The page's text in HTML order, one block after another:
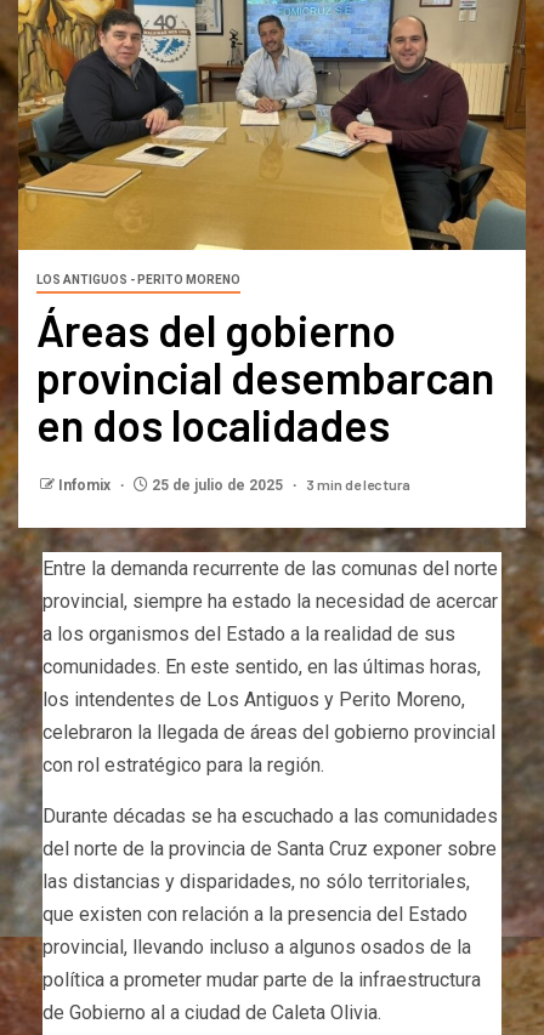
LOS ANTIGUOS - PERITO MORENO
Áreas del gobierno
provincial desembarcan
en dos localidades
Infomix 25 de julio de 2025 3 min de lectura
Entre la demanda recurrente de las comunas del norte
provincial, siempre ha estado la necesidad de acercar
a los organismos del Estado a la realidad de sus
comunidades. En este sentido, en las últimas horas,
los intendentes de Los Antiguos y Perito Moreno,
celebraron la llegada de áreas del gobierno provincial
con rol estratégico para la región.
Durante décadas se ha escuchado a las comunidades
del norte de la provincia de Santa Cruz exponer sobre
las distancias y disparidades, no sólo territoriales,
que existen con relación a la presencia del Estado
provincial, llevando incluso a algunos osados de la
política a prometer mudar parte de la infraestructura
de Gobierno al a ciudad de Caleta Olivia.